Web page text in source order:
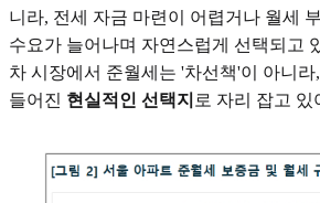
니라, 전세 자금 마련이 어렵거나 월세
수요가 늘어나며 자연스럽게 선택되고
차 시장에서 준월세는 '차선책'이 아니
들어진 현실적인 선택지 로 자리 잡고 있